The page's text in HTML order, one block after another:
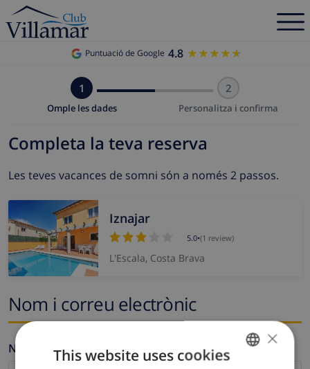
Puntuació de Google 4.8 ★★★★★
★★★★★
1
Omple les dades
2
Personalitza i confirma
Completa la teva reserva
Les teves vacances de somni són a només 2 passos.
Iznajar
5.0•(1 review)
L'Escala, Costa Brava
Nom i correu electrònic
Nom * ×
This website uses cookies